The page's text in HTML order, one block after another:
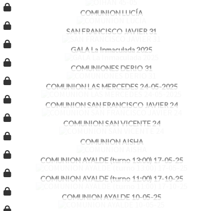
COMUNION LUCÍA
SAN FRANCISCO JAVIER 31
GALA La Inmaculada 2025
COMUNIONES DERIO 31
COMUNION LAS MERCEDES 24-05-2025
COMUNION SAN FRANCISCO JAVIER 24
COMUNION SAN VICENTE 24
COMUNION AISHA
COMUNION AYALDE (turno 13:00) 17-05-25
COMUNION AYALDE (turno 11:00) 17-10-25
COMUNION AYALDE 10-05-25